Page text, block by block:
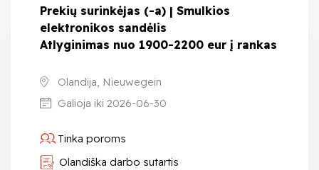
Prekių surinkėjas (-a) | Smulkios
elektronikos sandėlis
Atlyginimas nuo 1900-2200 eur į rankas
Olandija, Nieuwegein
Galioja iki 2026-06-30
Tinka poroms
Olandiška darbo sutartis